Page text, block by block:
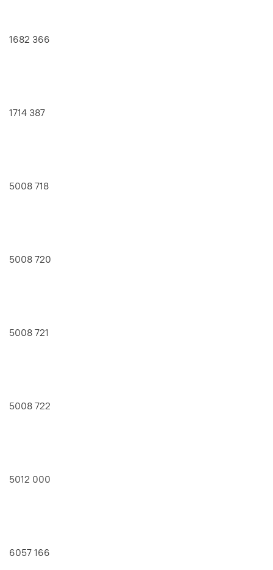
1682 366
1714 387
5008 718
5008 720
5008 721
5008 722
5012 000
6057 166